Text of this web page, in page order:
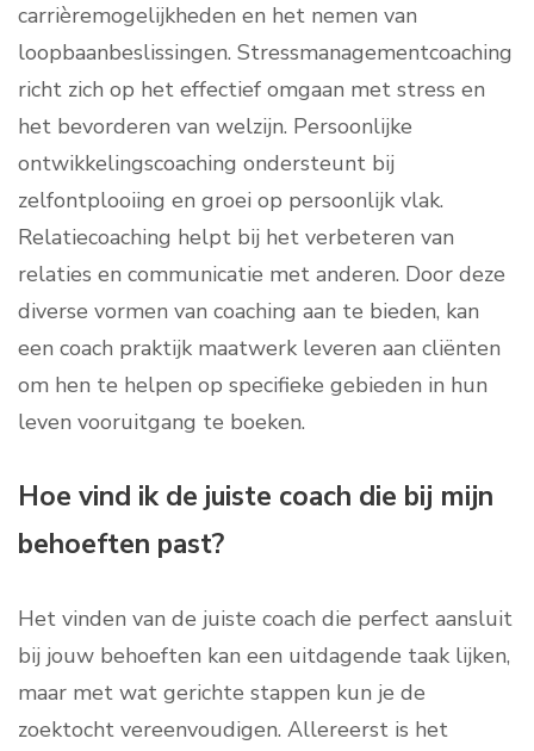
carrièremogelijkheden en het nemen van
loopbaanbeslissingen. Stressmanagementcoaching
richt zich op het effectief omgaan met stress en
het bevorderen van welzijn. Persoonlijke
ontwikkelingscoaching ondersteunt bij
zelfontplooiing en groei op persoonlijk vlak.
Relatiecoaching helpt bij het verbeteren van
relaties en communicatie met anderen. Door deze
diverse vormen van coaching aan te bieden, kan
een coach praktijk maatwerk leveren aan cliënten
om hen te helpen op specifieke gebieden in hun
leven vooruitgang te boeken.
Hoe vind ik de juiste coach die bij mijn
behoeften past?
Het vinden van de juiste coach die perfect aansluit
bij jouw behoeften kan een uitdagende taak lijken,
maar met wat gerichte stappen kun je de
zoektocht vereenvoudigen. Allereerst is het